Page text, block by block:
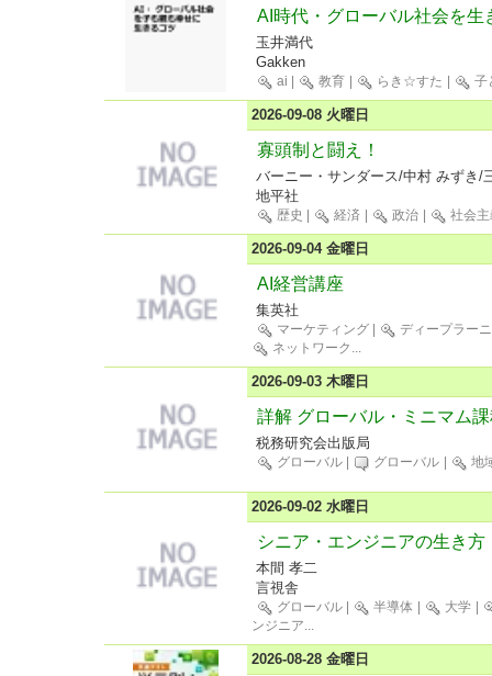
AI時代・グローバル社会を生
玉井満代
Gakken
ai 教育 らき☆すた 子
2026-09-08 火曜日
寡頭制と闘え！
バーニー・サンダース/中村 みずき/
地平社
歴史 経済 政治 社会主
2026-09-04 金曜日
AI経営講座
集英社
マーケティング
ディープラー
ネットワーク ...
2026-09-03 木曜日
詳解 グローバル・ミニマム
税務研究会出版局
グローバル グローバル 地
2026-09-02 水曜日
シニア・エンジニアの生き方
本間 孝二
言視舎
グローバル 半導体 大学
ンジニア...
2026-08-28 金曜日